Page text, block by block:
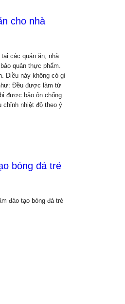
cho nhà
các quán ăn, nhà
quản thực phẩm.
Điều này không có gì
Đều được làm từ
được bảo ôn chống
chỉnh nhiệt độ theo ý
bóng đá trẻ
đào tạo bóng đá trẻ